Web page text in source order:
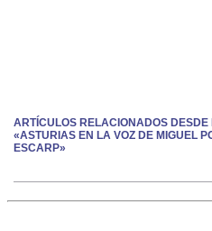
ARTÍCULOS RELACIONADOS
«ASTURIAS EN LA VOZ DE MIGUEL
ESCARP»